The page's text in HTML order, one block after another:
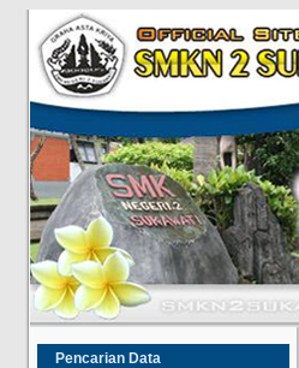
Pencarian Data